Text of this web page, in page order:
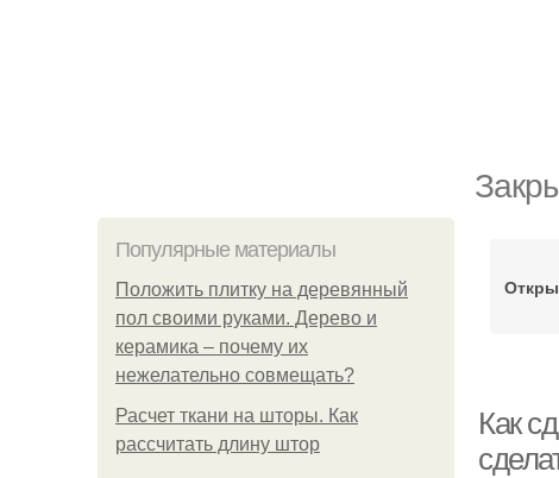
Популярные материалы
Положить плитку на деревянный
пол своими руками. Дерево и
керамика – почему их
нежелательно совмещать?
Расчет ткани на шторы. Как
рассчитать длину штор
Как